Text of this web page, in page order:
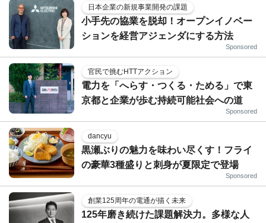
日本企業の新規事業開発の課題
小手先の協業を脱却！オープンイノベー
ションを経営アジェンダにする方法
Sponsored
官民で挑むHTTアクション
電力を「へらす・つくる・ためる」で東
京都と企業が歩む持続可能社会への道
Sponsored
dancyu
黒瀬ぶりの魅力を味わい尽くす！フライ
の豪華3種盛りと刺身が夏限定で登場
Sponsored
創業125周年の電通が描く未来
125年磨き続けた課題解決力。多様な人